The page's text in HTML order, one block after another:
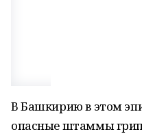
В Башкирию в этом
опасные штаммы